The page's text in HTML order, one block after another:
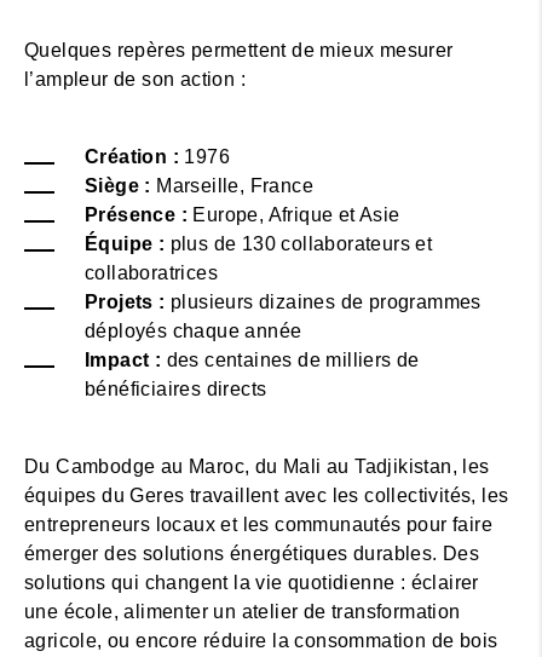
Quelques repères permettent de mieux mesurer
l’ampleur de son action :
Création : 1976
Siège : Marseille, France
Présence : Europe, Afrique et Asie
Équipe : plus de 130 collaborateurs et
collaboratrices
Projets : plusieurs dizaines de programmes
déployés chaque année
Impact : des centaines de milliers de
bénéficiaires directs
Du Cambodge au Maroc, du Mali au Tadjikistan, les
équipes du Geres travaillent avec les collectivités, les
entrepreneurs locaux et les communautés pour faire
émerger des solutions énergétiques durables. Des
solutions qui changent la vie quotidienne : éclairer
une école, alimenter un atelier de transformation
agricole, ou encore réduire la consommation de bois